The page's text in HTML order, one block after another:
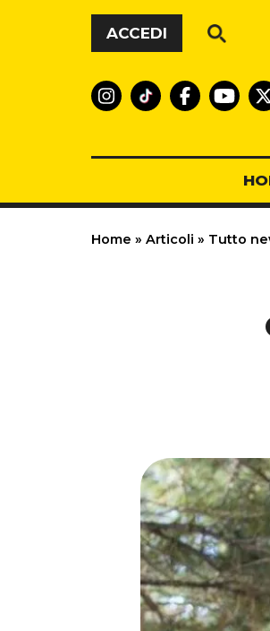
Vai al contenuto
ACCEDI
Home » Articoli » Tutto